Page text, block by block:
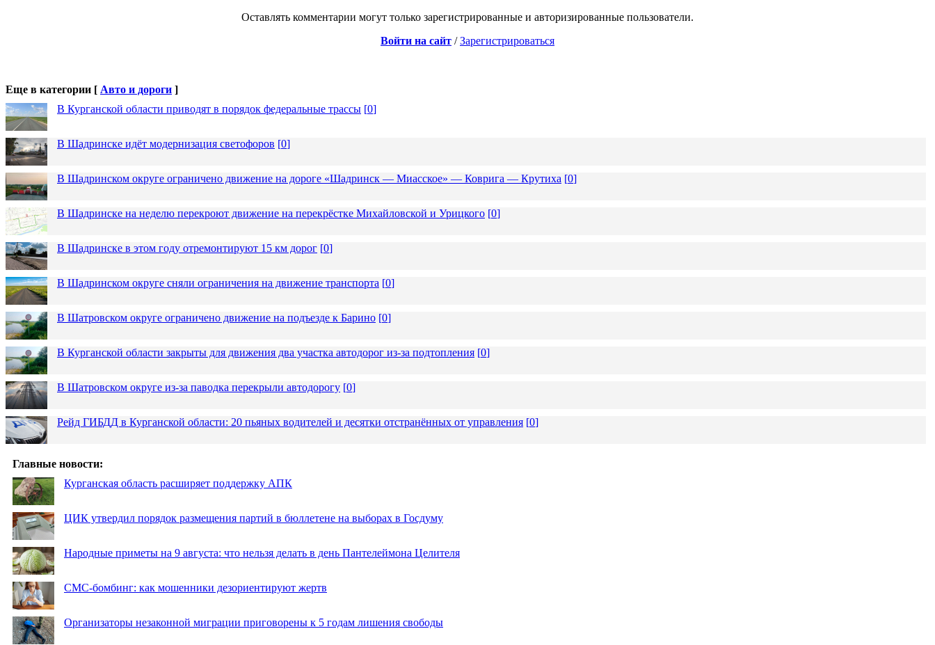
Оставлять комментарии могут только зарегистрированные и авторизированные пользователи.
Войти на сайт /Зарегистрироваться
Еще в категории [ Авто и дороги ]
В Курганской области приводят в порядок федеральные трассы [0]
В Шадринске идёт модернизация светофоров [0]
В Шадринском округе ограничено движение на дороге «Шадринск — Миасское» — Коврига — Крутиха [0]
В Шадринске на неделю перекроют движение на перекрёстке Михайловской и Урицкого [0]
В Шадринске в этом году отремонтируют 15 км дорог [0]
В Шадринском округе сняли ограничения на движение транспорта [0]
В Шатровском округе ограничено движение на подъезде к Барино [0]
В Курганской области закрыты для движения два участка автодорог из-за подтопления [0]
В Шатровском округе из-за паводка перекрыли автодорогу [0]
Рейд ГИБДД в Курганской области: 20 пьяных водителей и десятки отстранённых от управления [0]
Главные новости:
Курганская область расширяет поддержку АПК
ЦИК утвердил порядок размещения партий в бюллетене на выборах в Госдуму
Народные приметы на 9 августа: что нельзя делать в день Пантелеймона Целителя
СМС-бомбинг: как мошенники дезориентируют жертв
Организаторы незаконной миграции приговорены к 5 годам лишения свободы